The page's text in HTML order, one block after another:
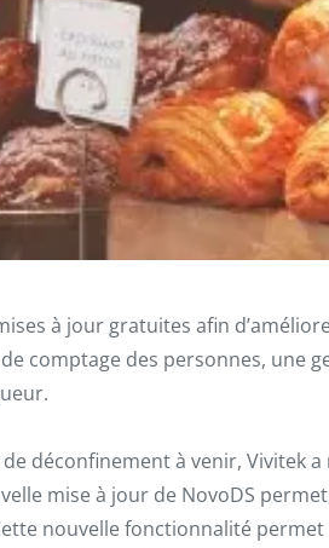
à jour gratuites afin
comptage des personnes, une
déconfinement à venir, Vivitek a
mise à jour de NovoDS
nouvelle fonctionnalité permet